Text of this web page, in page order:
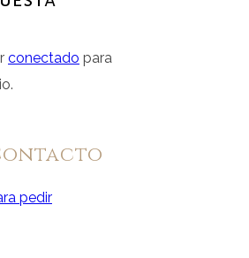
conectado para
pedir